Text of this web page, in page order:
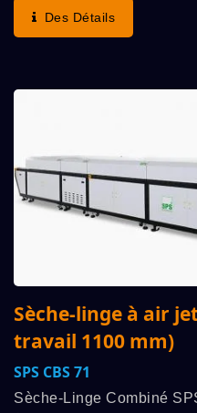
Jet Et Plusieurs Autres
Des Détails
Sèche-linge à air
travail 1100 mm)
SPS CBS 71
Sèche-Linge Combiné